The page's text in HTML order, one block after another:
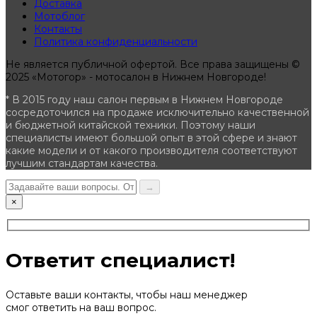
Доставка
Мотоблог
Контакты
Политика конфиденциальности
Не является публичной офертой. Все права защищены ©
2025 «Мотогор» - мотосалон в Нижнем Новгороде!
* В 2015 году наш салон первым в Нижнем Новгороде
сосредоточился на продаже исключительно качественной
и бюджетной китайской техники. Поэтому наши
специалисты имеют большой опыт в этой сфере и знают
какие модели и от какого производителя соответствуют
лучшим стандартам качества.
→
×
Ответит специалист!
Оставьте ваши контакты, чтобы наш менеджер
смог ответить на ваш вопрос.